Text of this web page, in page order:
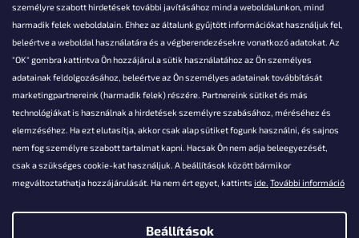
személyre szabott hirdetések további javításához mind a weboldalunkon, mind
harmadik felek weboldalain. Ehhez az általunk gyűjtött információkat használjuk fel,
beleértve a weboldal használatára és a végberendezésekre vonatkozó adatokat. Az
"OK" gombra kattintva Ön hozzájárul a sütik használatához az Ön személyes
adatainak feldolgozásához, beleértve az Ön személyes adatainak továbbítását
marketingpartnereink (harmadik felek) részére. Partnereink sütiket és más
technológiákat is használnak a hirdetések személyre szabásához, méréséhez és
elemzéséhez. Ha ezt elutasítja, akkor csak alap sütiket fogunk használni, és sajnos
nem fog személyre szabott tartalmat kapni. Hacsak Ön nem adja beleegyezését,
csak a szükséges cookie-kat használjuk. A beállítások között bármikor
megváltoztathatja hozzájárulását. Ha nem ért egyet, kattints ide. További információ
Beállítások
Akarsz kérdezni valamit?
info@falanzo.hu